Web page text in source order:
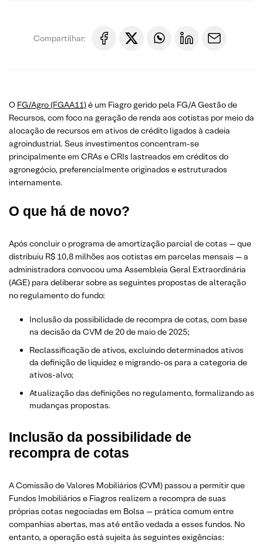
Compartilhar:
O FG/Agro (FGAA11)é um Fiagro gerido pela FG/A Gestão de
Recursos, com foco na geração de renda aos cotistas por meio da
alocação de recursos em ativos de crédito ligados à cadeia
agroindustrial. Seus investimentos concentram-se
principalmente em CRAs e CRIs lastreados em créditos do
agronegócio, preferencialmente originados e estruturados
internamente.
O que há de novo?
Após concluir o programa de amortização parcial de cotas — que
distribuiu R$ 10,8 milhões aos cotistas em parcelas mensais — a
administradora convocou uma Assembleia Geral Extraordinária
(AGE) para deliberar sobre as seguintes propostas de alteração
no regulamento do fundo:
Inclusão da possibilidade de recompra de cotas, com base
na decisão da CVM de 20 de maio de 2025;
Reclassificação de ativos, excluindo determinados ativos
da definição de liquidez e migrando-os para a categoria de
ativos-alvo;
Atualização das definições no regulamento, formalizando as
mudanças propostas.
Inclusão da possibilidade de
recompra de cotas
A Comissão de Valores Mobiliários (CVM) passou a permitir que
Fundos Imobiliários e Fiagros realizem a recompra de suas
próprias cotas negociadas em Bolsa — prática comum entre
companhias abertas, mas até então vedada a esses fundos. No
entanto, a operação está sujeita às seguintes exigências: